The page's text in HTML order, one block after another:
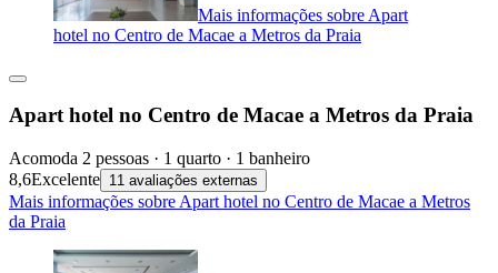
Mais informações sobre Apart
hotel no Centro de Macae a Metros da Praia
Apart hotel no Centro de Macae a Metros da Praia
Acomoda 2 pessoas · 1 quarto · 1 banheiro
8,6Excelente 11 avaliações externas
Mais informações sobre Apart hotel no Centro de Macae a Metros
da Praia